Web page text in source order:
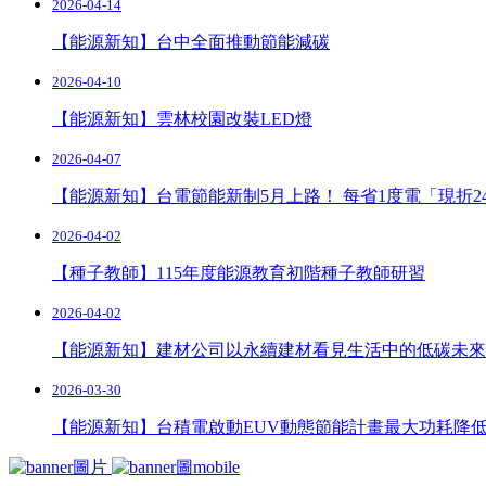
2026-04-14
【能源新知】台中全面推動節能減碳
2026-04-10
【能源新知】雲林校園改裝LED燈
2026-04-07
【能源新知】台電節能新制5月上路！ 每省1度電「現折
2026-04-02
【種子教師】115年度能源教育初階種子教師研習
2026-04-02
【能源新知】建材公司以永續建材看見生活中的低碳未來
2026-03-30
【能源新知】台積電啟動EUV動態節能計畫最大功耗降